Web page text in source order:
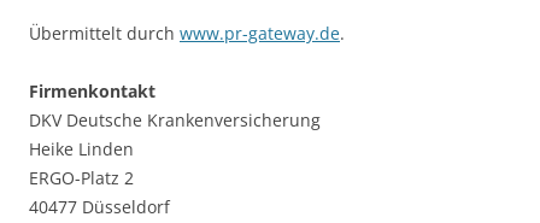
Übermittelt durch www.pr-gateway.de.
Firmenkontakt
DKV Deutsche Krankenversicherung
Heike Linden
ERGO-Platz 2
40477 Düsseldorf